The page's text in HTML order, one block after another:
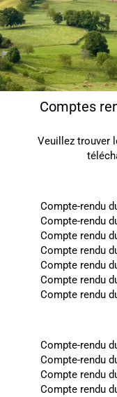
Comptes
Veuillez trouver
Compte-rendu
Compte-rendu
Compte rendu
Compte rendu
Compte rendu
Compte rendu
Compte rendu
Compte-rendu
Compte-rendu
Compte rendu
Compte rendu